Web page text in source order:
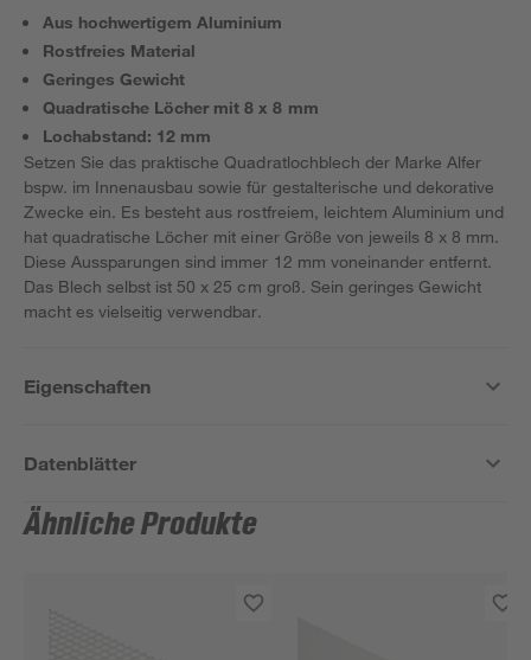
Aus hochwertigem Aluminium
Rostfreies Material
Geringes Gewicht
Quadratische Löcher mit 8 x 8 mm
Lochabstand: 12 mm
Setzen Sie das praktische Quadratlochblech der Marke Alfer
bspw. im Innenausbau sowie für gestalterische und dekorative
Zwecke ein. Es besteht aus rostfreiem, leichtem Aluminium und
hat quadratische Löcher mit einer Größe von jeweils 8 x 8 mm.
Diese Aussparungen sind immer 12 mm voneinander entfernt.
Das Blech selbst ist 50 x 25 cm groß. Sein geringes Gewicht
macht es vielseitig verwendbar.
Eigenschaften
Datenblätter
Ähnliche Produkte